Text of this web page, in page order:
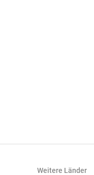
Weitere Länder